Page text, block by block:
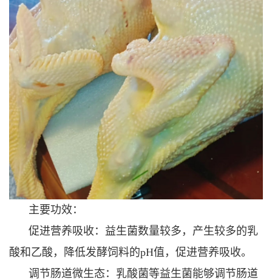
主要功效：
促进营养吸收：益生菌数量较多，产生较多的乳
酸和乙酸，降低发酵饲料的pH值，促进营养吸收。
调节肠道微生态：乳酸菌等益生菌能够调节肠道